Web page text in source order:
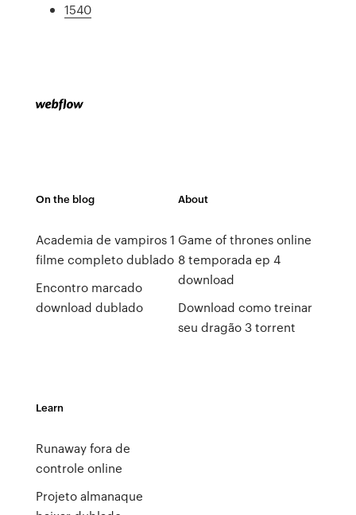
1540
On the blog
Academia de vampiros 1
filme completo dublado
Encontro marcado
download dublado
About
Game of thrones online
8 temporada ep 4
download
Download como treinar
seu dragão 3 torrent
Learn
Runaway fora de
controle online
Projeto almanaque